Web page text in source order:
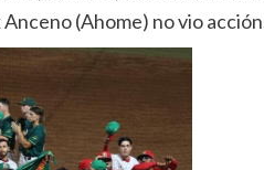
(Ahome) no vio